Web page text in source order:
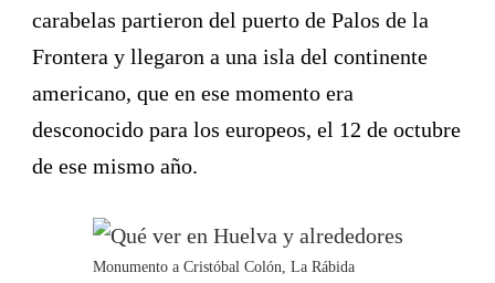
carabelas partieron del puerto de Palos de la
Frontera y llegaron a una isla del continente
americano, que en ese momento era
desconocido para los europeos, el 12 de octubre
de ese mismo año.
Monumento a Cristóbal Colón, La Rábida